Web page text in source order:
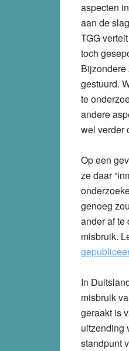
aspecten
aan de
TGG
toch
Bijzondere
gestuurd.
te
andere
wel verder
Op een
ze daar
genoeg
ander af te
misbruik.
In
misbruik
geraakt is
uitzending
standpunt